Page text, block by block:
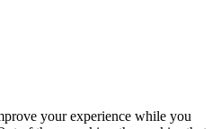
your experience while you